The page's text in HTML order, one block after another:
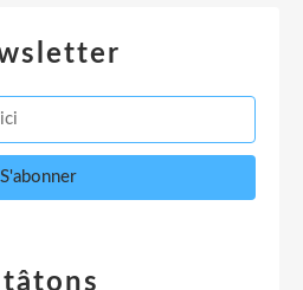
tâtons